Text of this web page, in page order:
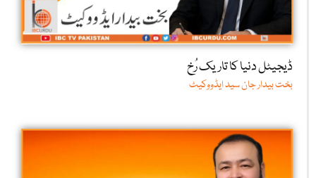
ڈیجیٹل دنیا کا تاریک رُخ
بخت بیدار جان سید ایڈووکیٹ